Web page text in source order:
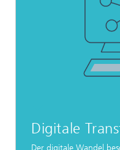
Digitale
Der digitale Wandel